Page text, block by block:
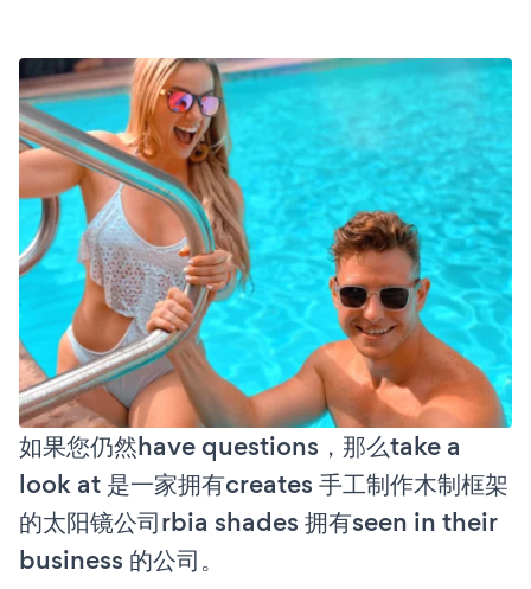
如果您仍然have questions，那么take a
look at 是一家拥有creates 手工制作木制框架
的太阳镜公司rbia shades 拥有seen in their
business 的公司。